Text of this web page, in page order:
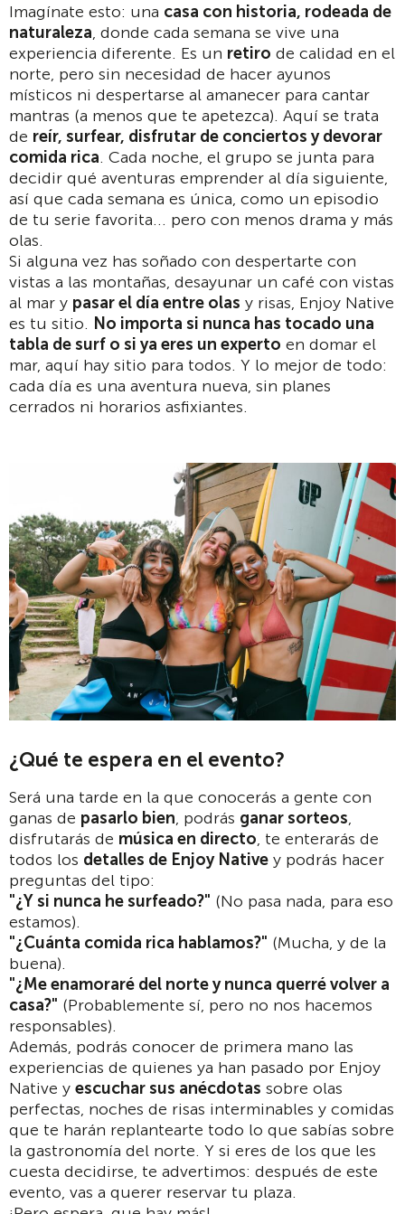
Imagínate esto: una casa con historia, rodeada de
naturaleza, donde cada semana se vive una
experiencia diferente. Es un retiro de calidad en el
norte, pero sin necesidad de hacer ayunos
místicos ni despertarse al amanecer para cantar
mantras (a menos que te apetezca). Aquí se trata
de reír, surfear, disfrutar de conciertos y devorar
comida rica. Cada noche, el grupo se junta para
decidir qué aventuras emprender al día siguiente,
así que cada semana es única, como un episodio
de tu serie favorita... pero con menos drama y más
olas.
Si alguna vez has soñado con despertarte con
vistas a las montañas, desayunar un café con vistas
al mar y pasar el día entre olas y risas, Enjoy Native
es tu sitio. No importa si nunca has tocado una
tabla de surf o si ya eres un experto en domar el
mar, aquí hay sitio para todos. Y lo mejor de todo:
cada día es una aventura nueva, sin planes
cerrados ni horarios asfixiantes.
¿Qué te espera en el evento?
Será una tarde en la que conocerás a gente con
ganas de pasarlo bien, podrás ganar sorteos,
disfrutarás de música en directo, te enterarás de
todos los detalles de Enjoy Native y podrás hacer
preguntas del tipo:
"¿Y si nunca he surfeado?" (No pasa nada, para eso
estamos).
"¿Cuánta comida rica hablamos?" (Mucha, y de la
buena).
"¿Me enamoraré del norte y nunca querré volver a
casa?" (Probablemente sí, pero no nos hacemos
responsables).
Además, podrás conocer de primera mano las
experiencias de quienes ya han pasado por Enjoy
Native y escuchar sus anécdotas sobre olas
perfectas, noches de risas interminables y comidas
que te harán replantearte todo lo que sabías sobre
la gastronomía del norte. Y si eres de los que les
cuesta decidirse, te advertimos: después de este
evento, vas a querer reservar tu plaza.